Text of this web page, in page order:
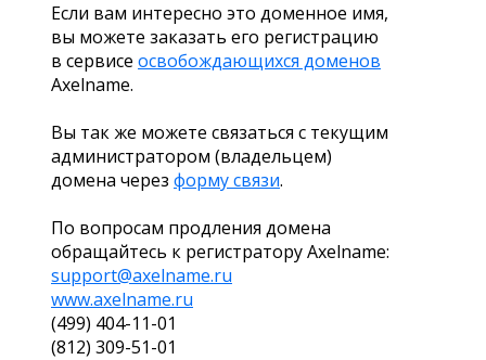
Если вам интересно это доменное имя,
вы можете заказать его регистрацию
в сервисе освобождающихся доменов
Axelname.
Вы так же можете связаться с текущим
администратором (владельцем)
домена через форму связи.
По вопросам продления домена
обращайтесь к регистратору Axelname:
support@axelname.ru
www.axelname.ru
(499) 404-11-01
(812) 309-51-01